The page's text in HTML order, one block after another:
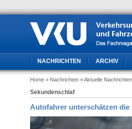
NACHRICHTEN ARCHIV
Home » Nachrichten » Aktuelle Nachrichten
Sekundenschlaf
Autofahrer unterschätzen die